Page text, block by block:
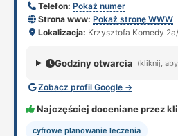
Telefon: Pokaż numer
Strona www: Pokaż stronę WWW
Lokalizacja: Krzysztofa Komedy
Godziny otwarcia (kliknij,
Zobacz profil Google →
Najczęściej doceniane przez
cyfrowe planowanie leczenia